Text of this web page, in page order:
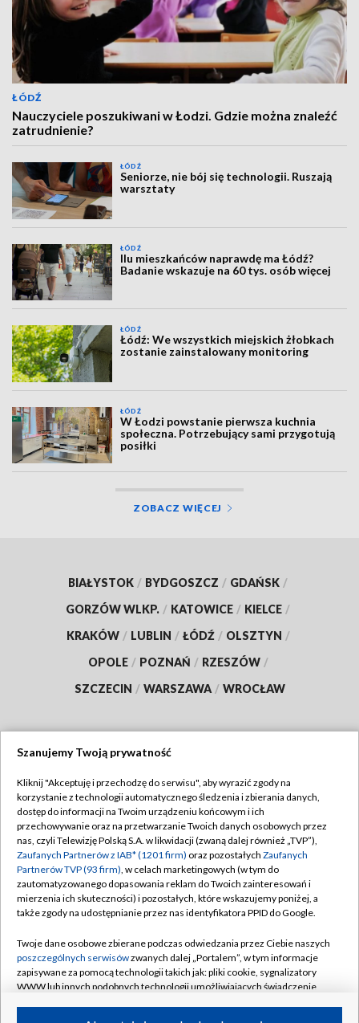
ŁÓDŹ
Nauczyciele poszukiwani w Łodzi. Gdzie można znaleźć
zatrudnienie?
ŁÓDŹ
Seniorze, nie bój się technologii. Ruszają
warsztaty
ŁÓDŹ
Ilu mieszkańców naprawdę ma Łódź?
Badanie wskazuje na 60 tys. osób więcej
ŁÓDŹ
Łódź: We wszystkich miejskich żłobkach
zostanie zainstalowany monitoring
ŁÓDŹ
W Łodzi powstanie pierwsza kuchnia
społeczna. Potrzebujący sami przygotują
posiłki
ZOBACZ WIĘCEJ
BIAŁYSTOK / BYDGOSZCZ / GDAŃSK /
GORZÓW WLKP. / KATOWICE / KIELCE /
KRAKÓW / LUBLIN / ŁÓDŹ / OLSZTYN /
OPOLE / POZNAŃ / RZESZÓW /
SZCZECIN / WARSZAWA / WROCŁAW
TVP
Abonament TVP
Emisja w TVP
Centrum informacji TVP
Naziemna Telewizja Cyfrowa
Rada Programowa
System NOS
Informacje o nadawcy
Regulamin TVP
Polityka prywatności
Moje zgody
Pomoc
Kontakt
Kanały
Szanujemy Twoją prywatność
Kliknij "Akceptuję i przechodzę do serwisu", aby wyrazić zgody na
korzystanie z technologii automatycznego śledzenia i zbierania danych,
dostęp do informacji na Twoim urządzeniu końcowym i ich
przechowywanie oraz na przetwarzanie Twoich danych osobowych przez
nas, czyli Telewizję Polską S.A. w likwidacji (zwaną dalej również „TVP”),
Zaufanych Partnerów z IAB* (1201 firm) oraz pozostałych Zaufanych
Partnerów TVP (93 firm), w celach marketingowych (w tym do
zautomatyzowanego dopasowania reklam do Twoich zainteresowań i
mierzenia ich skuteczności) i pozostałych, które wskazujemy poniżej, a
także zgody na udostępnianie przez nas identyfikatora PPID do Google.
Twoje dane osobowe zbierane podczas odwiedzania przez Ciebie naszych
poszczególnych serwisówzwanych dalej „Portalem”, w tym informacje
zapisywane za pomocą technologii takich jak: pliki cookie, sygnalizatory
WWW lub innych podobnych technologii umożliwiających świadczenie